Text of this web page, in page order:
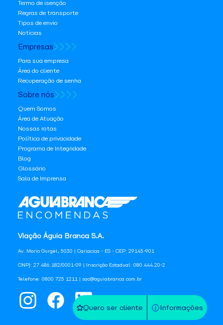
Quero ser cliente Informações
Viação Águia Branca S.A.
Av. Mario Gurgel, 5030 | Cariacica - ES - CEP: 29145-901
CNPJ: 27.486.182/0001-09 | Inscrição Estadual: 080.444.20-2
Telefone: 0800 725 1211 | sac@aguiabranca.com.br
Termo de isenção
Regras de transporte
Tipos de envio
Notícias
Empresas
Para sua empresa
Área do cliente
Recuperação de senha
Sobre nós
Quem Somos
Área de Atuação
Nossas rotas
Política de privacidade
Programa de Integridade
Blog
Glossário
Sala de Imprensa